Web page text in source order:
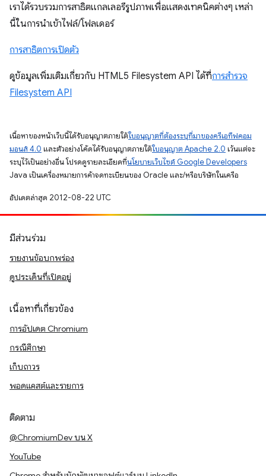
เราได้รวบรวมการสาธิตแกลเลอรีรูปภาพเพื่อแสดงเทคนิคต่างๆ เหล่า
นี้ในการนำเข้าไฟล์/โฟลเดอร์
การสาธิตการเปิดตัว
ดูข้อมูลเพิ่มเติมเกี่ยวกับ HTML5 Filesystem API ได้ที่การสํารวจ
Filesystem API
เนื้อหาของหน้าเว็บนี้ได้รับอนุญาตภายใต้ใบอนุญาตที่ต้องระบุที่มาของครีเอทีฟคอม
มอนส์ 4.0 และตัวอย่างโค้ดได้รับอนุญาตภายใต้ใบอนุญาต Apache 2.0 เว้นแต่จะ
ระบุไว้เป็นอย่างอื่น โปรดดูรายละเอียดที่นโยบายเว็บไซต์ Google Developers
Java เป็นเครื่องหมายการค้าจดทะเบียนของ Oracle และ/หรือบริษัทในเครือ
อัปเดตล่าสุด 2012-08-22 UTC
มีส่วนร่วม
รายงานข้อบกพร่อง
ดูประเด็นที่เปิดอยู่
เนื้อหาที่เกี่ยวข้อง
การอัปเดต Chromium
กรณีศึกษา
เก็บถาวร
พอดแคสต์และรายการ
ติดตาม
@ChromiumDev บน X
YouTube